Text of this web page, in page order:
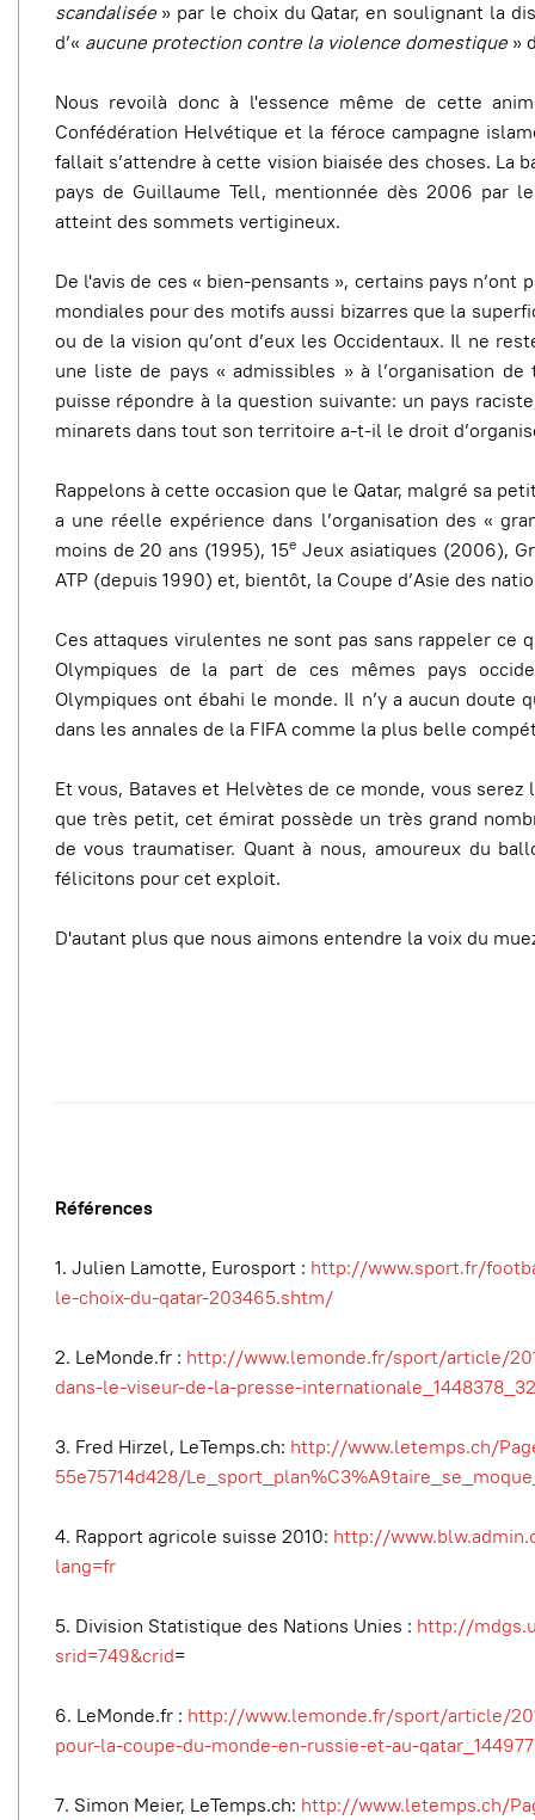
scandalisée» par le choix du Qatar, en soulignant la
d’« aucune protection contre la violence domestique »
Nous revoilà donc à l'essence même de cette
Confédération Helvétique et la féroce campagne
fallait s’attendre à cette vision biaisée des choses. La
pays de Guillaume Tell, mentionnée dès 2006 par
atteint des sommets vertigineux.
De l'avis de ces « bien-pensants », certains pays
mondiales pour des motifs aussi bizarres que la
ou de la vision qu’ont d’eux les Occidentaux. Il ne
une liste de pays « admissibles » à l’organisation
puisse répondre à la question suivante: un pays
minarets dans tout son territoire a-t-il le droit
Rappelons à cette occasion que le Qatar, malgré sa
a une réelle expérience dans l’organisation des «
moins de 20 ans (1995), 15e Jeux asiatiques (2006),
ATP (depuis 1990) et, bientôt, la Coupe d’Asie des
Ces attaques virulentes ne sont pas sans rappeler ce
Olympiques de la part de ces mêmes pays
Olympiques ont ébahi le monde. Il n’y a aucun
dans les annales de la FIFA comme la plus belle
Et vous, Bataves et Helvètes de ce monde, vous
que très petit, cet émirat possède un très grand
de vous traumatiser. Quant à nous, amoureux du
félicitons pour cet exploit.
D'autant plus que nous aimons entendre la voix du
Références
1. Julien Lamotte, Eurosport : http://www.sport.fr/
le-choix-du-qatar-203465.shtm/
2. LeMonde.fr : http://www.lemonde.fr/sport/article/
dans-le-viseur-de-la-presse-
3. Fred Hirzel, LeTemps.ch: http://www.letemps.ch/
55e75714d428/
4. Rapport agricole suisse 2010: http://
lang=fr
5. Division Statistique des Nations Unies : http://
srid=749&crid=
6. LeMonde.fr : http://www.lemonde.fr/sport/article/
pour-la-coupe-du-monde-en-russie-et-au-
7. Simon Meier, LeTemps.ch: http://www.letemps.ch/